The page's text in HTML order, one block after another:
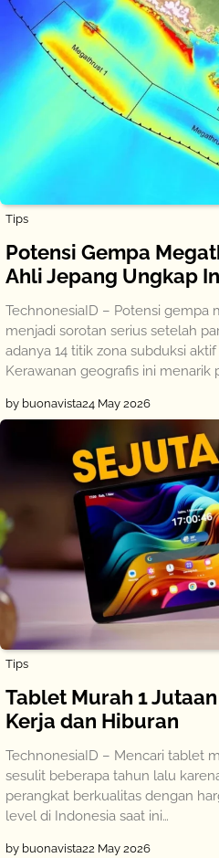
Tips
Potensi Gempa
Ahli Jepang Ungkap
TechnonesiaID – Potensi gempa
menjadi sorotan serius setelah
adanya 14 titik zona subduksi
Kerawanan geografis ini menarik
by buonavista24 May 2026
Tips
Tablet Murah 1
Kerja dan Hiburan
TechnonesiaID – Mencari tablet
sesulit beberapa tahun lalu
perangkat berkualitas dengan
level di Indonesia saat ini…
by buonavista22 May 2026